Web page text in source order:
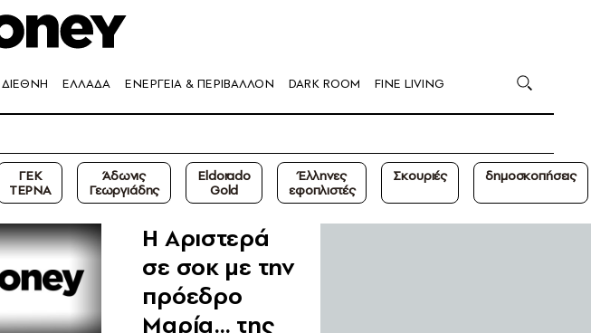
ΔΙΕΘΝΗ ΕΛΛΑΔΑ ΕΝΕΡΓΕΙΑ & ΠΕΡΙΒΑΛΛΟΝ DARK ROOM FINE LIVING
ΓΕΚ
ΤΕΡΝΑ
Άδωνις
Γεωργιάδης
Eldorado
Gold
Έλληνες
εφοπλιστές
Σκουριές δημοσκοπήσεις
Η Αριστερά
σε σοκ με την
πρόεδρο
Μαρία… της